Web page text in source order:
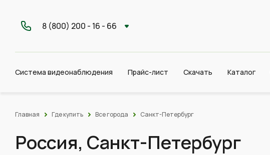
8 (800) 200 - 16 - 66
Система видеонаблюдения Прайс-лист Скачать Каталог
Главная Где купить Все города Санкт-Петербург
Россия, Санкт-Петербург